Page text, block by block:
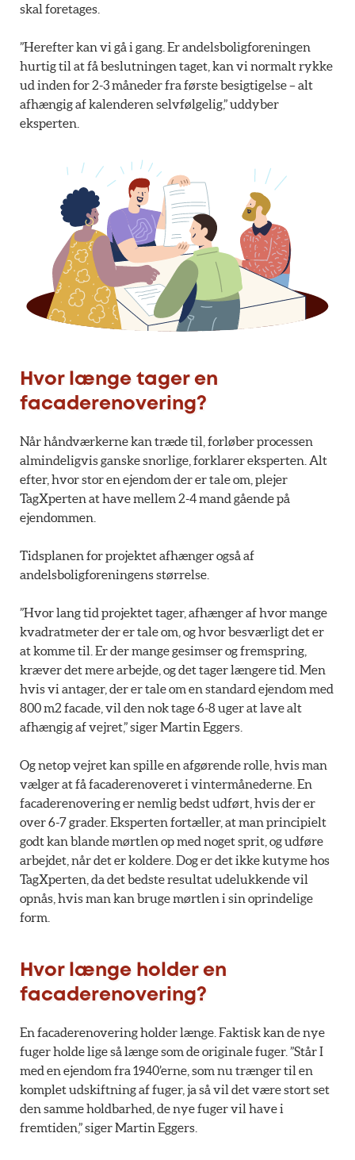
skal foretages.
”Herefter kan vi gå i gang. Er andelsboligforeningen
hurtig til at få beslutningen taget, kan vi normalt rykke
ud inden for 2-3 måneder fra første besigtigelse – alt
afhængig af kalenderen selvfølgelig,” uddyber
eksperten.
Hvor længe tager en
facaderenovering?
Når håndværkerne kan træde til, forløber processen
almindeligvis ganske snorlige, forklarer eksperten. Alt
efter, hvor stor en ejendom der er tale om, plejer
TagXperten at have mellem 2-4 mand gående på
ejendommen.
Tidsplanen for projektet afhænger også af
andelsboligforeningens størrelse.
”Hvor lang tid projektet tager, afhænger af hvor mange
kvadratmeter der er tale om, og hvor besværligt det er
at komme til. Er der mange gesimser og fremspring,
kræver det mere arbejde, og det tager længere tid. Men
hvis vi antager, der er tale om en standard ejendom med
800 m2 facade, vil den nok tage 6-8 uger at lave alt
afhængig af vejret,” siger Martin Eggers.
Og netop vejret kan spille en afgørende rolle, hvis man
vælger at få facaderenoveret i vintermånederne. En
facaderenovering er nemlig bedst udført, hvis der er
over 6-7 grader. Eksperten fortæller, at man principielt
godt kan blande mørtlen op med noget sprit, og udføre
arbejdet, når det er koldere. Dog er det ikke kutyme hos
TagXperten, da det bedste resultat udelukkende vil
opnås, hvis man kan bruge mørtlen i sin oprindelige
form.
Hvor længe holder en
facaderenovering?
En facaderenovering holder længe. Faktisk kan de nye
fuger holde lige så længe som de originale fuger. ”Står I
med en ejendom fra 1940’erne, som nu trænger til en
komplet udskiftning af fuger, ja så vil det være stort set
den samme holdbarhed, de nye fuger vil have i
fremtiden,” siger Martin Eggers.